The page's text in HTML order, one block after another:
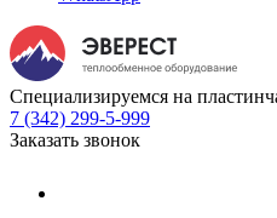
Специализируемся на
7 (342) 299-5-999
Заказать звонок